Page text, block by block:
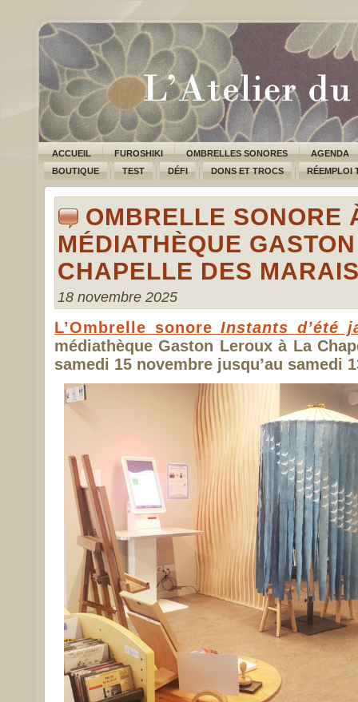
ACCUEIL FUROSHIKI OMBRELLES SONORES
AGENDA
BOUTIQUE
TEST DÉFI DONS ET TROCS RÉEMPLOI
OMBRELLE SONORE
MÉDIATHÈQUE
CHAPELLE DES
18 novembre 2025
L’Ombrelle sonore Instants d’été
médiathèque Gaston Leroux à La
samedi 15 novembre jusqu’au samedi